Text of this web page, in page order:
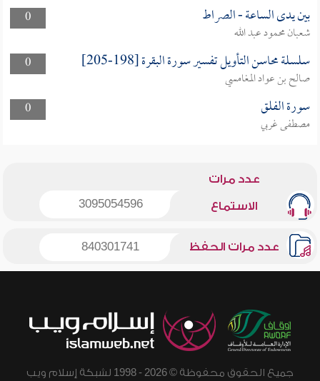
0
بين يدى الساعة - الصراط
شعبان محمود عبد الله
0
سلسلة محاسن التأويل تفسير سورة البقرة [198-205]
صالح بن عواد المغامسي
0
سورة الفلق
مصطفى غربي
عدد مرات
الاستماع 3095054596
عدد مرات الحفظ 840301741
جميع الحقوق محفوظة © 2026 - 1998 لشبكة إسلام ويب